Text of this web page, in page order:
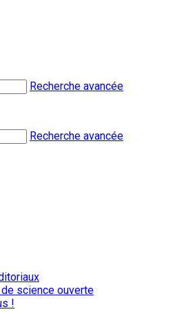
Recherche avancée
Recherche avancée
science ouverte
!